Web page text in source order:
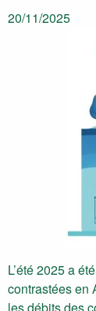
20/11/2025
L’été 2025 a
contrastées en